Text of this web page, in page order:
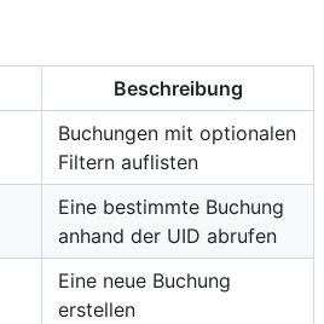
Beschreibung
Buchungen mit optionalen
Filtern auflisten
Eine bestimmte Buchung
anhand der UID abrufen
Eine neue Buchung
erstellen